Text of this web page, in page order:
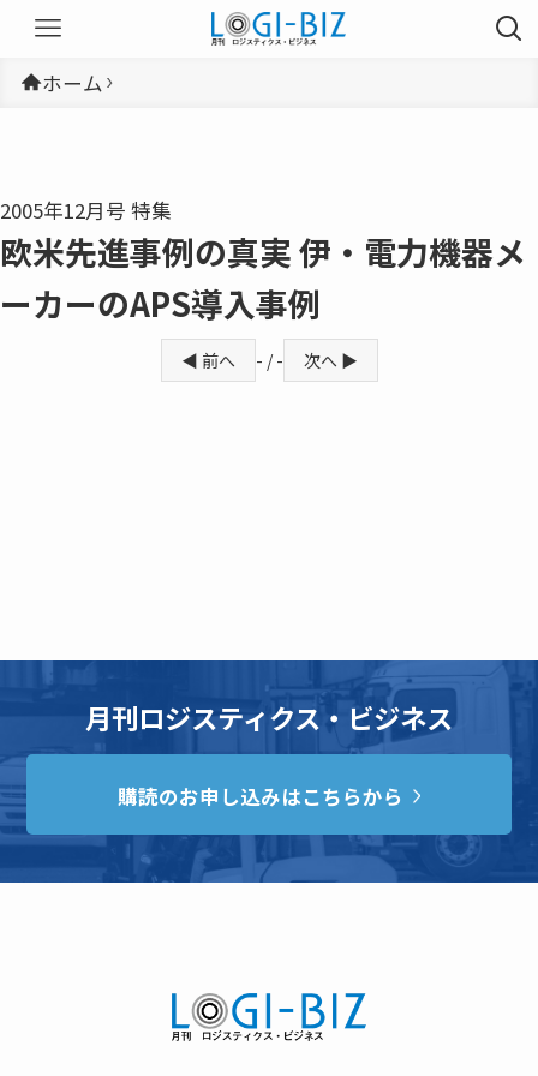
ホーム
2005年12月号 特集
欧米先進事例の真実 伊・電力機器メ
ーカーのAPS導入事例
◀ 前へ - / - 次へ ▶
月刊ロジスティクス・ビジネス
購読のお申し込みはこちらから